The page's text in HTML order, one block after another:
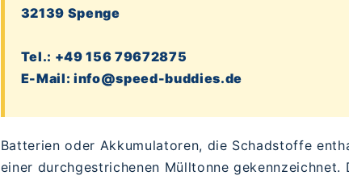
32139 Spenge
Tel.: +49 156 79672875
E-Mail: info@speed-buddies.de
Batterien oder Akkumulatoren, die Schadstoffe
einer durchgestrichenen Mülltonne gekennzeichnet.